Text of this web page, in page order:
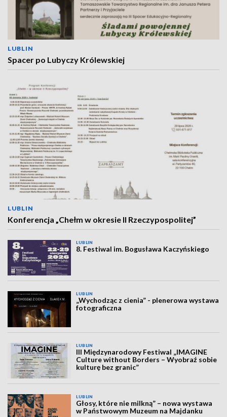
LUBLIN
Spacer po Lubyczy Królewskiej
LUBLIN
Konferencja „Chełm w okresie II Rzeczypospolitej”
LUBLIN
8. Festiwal im. Bogusława Kaczyńskiego
LUBLIN
„Wychodząc z cienia” - plenerowa wystawa
fotograficzna
LUBLIN
III Międzynarodowy Festiwal „IMAGINE
Culture without Borders – Wyobraź sobie
kulturę bez granic”
LUBLIN
Głosy, które nie milkną” – nowa wystawa
w Państwowym Muzeum na Majdanku